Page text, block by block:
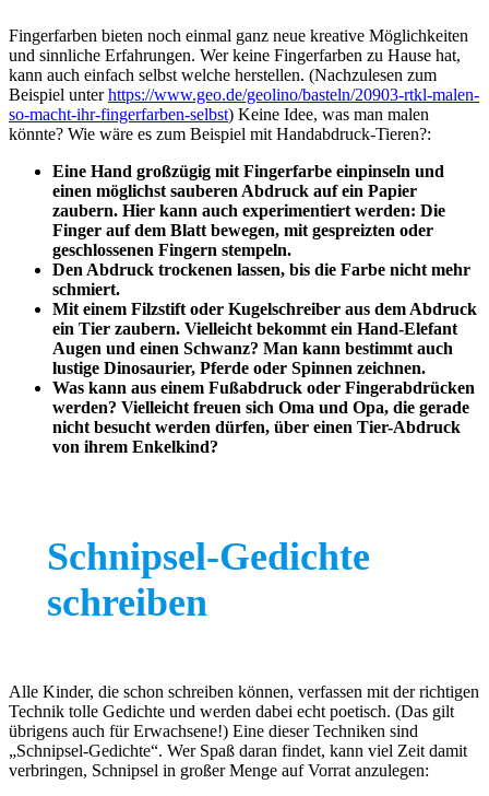
Fingerfarben bieten noch einmal ganz neue kreative Möglichkeiten
und sinnliche Erfahrungen. Wer keine Fingerfarben zu Hause hat,
kann auch einfach selbst welche herstellen. (Nachzulesen zum
Beispiel unterhttps://www.geo.de/geolino/basteln/20903-rtkl-malen-
so-macht-ihr-fingerfarben-selbst) Keine Idee, was man malen
könnte? Wie wäre es zum Beispiel mit Handabdruck-Tieren?:
Eine Hand großzügig mit Fingerfarbe einpinseln und
einen möglichst sauberen Abdruck auf ein Papier
zaubern. Hier kann auch experimentiert werden: Die
Finger auf dem Blatt bewegen, mit gespreizten oder
geschlossenen Fingern stempeln.
Den Abdruck trockenen lassen, bis die Farbe nicht mehr
schmiert.
Mit einem Filzstift oder Kugelschreiber aus dem Abdruck
ein Tier zaubern. Vielleicht bekommt ein Hand-Elefant
Augen und einen Schwanz? Man kann bestimmt auch
lustige Dinosaurier, Pferde oder Spinnen zeichnen.
Was kann aus einem Fußabdruck oder Fingerabdrücken
werden? Vielleicht freuen sich Oma und Opa, die gerade
nicht besucht werden dürfen, über einen Tier-Abdruck
von ihrem Enkelkind?
Schnipsel-Gedichte
schreiben
Alle Kinder, die schon schreiben können, verfassen mit der richtigen
Technik tolle Gedichte und werden dabei echt poetisch. (Das gilt
übrigens auch für Erwachsene!) Eine dieser Techniken sind
„Schnipsel-Gedichte“. Wer Spaß daran findet, kann viel Zeit damit
verbringen, Schnipsel in großer Menge auf Vorrat anzulegen: